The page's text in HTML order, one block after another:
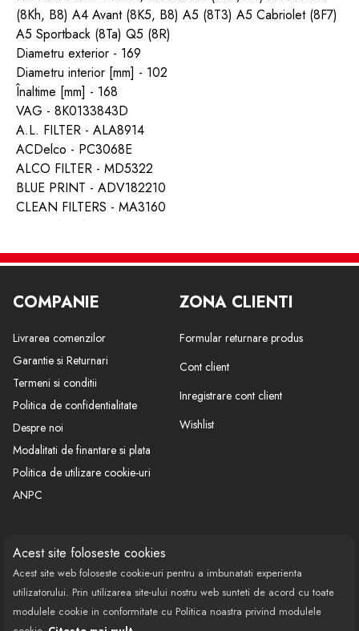
Acest site foloseste cookies
Acest site web foloseste cookie-uri pentru a imbunatati experienta
utilizatorului. Prin utilizarea site-ului nostru web sunteti de acord cu toate
modulele cookie in conformitate cu Politica noastra privind modulele
(8Kh, B8) A4 Avant (8K5, B8) A5 (8T3) A5 Cabriolet (8F7)
A5 Sportback (8Ta) Q5 (8R)
Diametru exterior - 169
Diametru interior [mm] - 102
Înaltime [mm] - 168
VAG - 8K0133843D
A.L. FILTER - ALA8914
ACDelco - PC3068E
ALCO FILTER - MD5322
BLUE PRINT - ADV182210
CLEAN FILTERS - MA3160
FILTRON - AK3715
GUD FILTERS - AG1450
LAUTRETTE - EL9289
MOTAQUIP - LVFA1402
PURFLUX - A1281
SAKURA Automotive - A31211
SOFIMA - S7693A
AUDI A4 (8K2, B8) 3.0 TDI 150 kw 204 CP 2967 cmc
2011/11-> limuzina
AUDI A4 (8K2, B8) 2.7 TDI 140 kw 190 CP 2698 cmc
2007/11-> limuzina
AUDI A4 (8K2, B8) 3.0 TDI quattro 176 kw 240 CP 2967
cmc 2007/11-> limuzina
AUDI A4 (8K2, B8) 3.0 TDI quattro 155 kw 211 CP 2967
cmc 2008/06-> limuzina
COMPANIE
Livrarea comenzilor
Garantie si Returnari
Termeni si conditii
Politica de confidentialitate
Despre noi
Modalitati de finantare si plata
Politica de utilizare cookie-uri
ANPC
ZONA CLIENTI
Formular returnare produs
Cont client
Inregistrare cont client
Wishlist
CONTACT
Call Center: 0377 100 941
Program de lucru: Luni-Vineri
08:00 - 18:00